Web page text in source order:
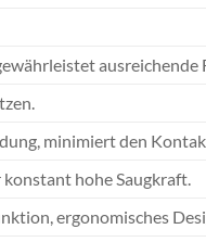
ausreichende
minimiert den
hohe Saugkraft.
ergonomisches